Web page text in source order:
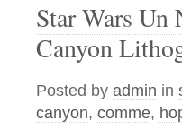
Star Wars Un
Canyon
Posted by admin in
canyon, comme,